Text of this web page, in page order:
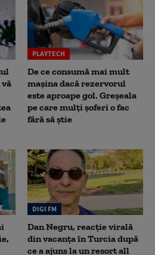
PLAYTECH
De ce consumă mai mult
mașina dacă rezervorul
este aproape gol. Greșeala
pe care mulți șoferi o fac
fără să știe
DIGI FM
Dan Negru, reacție virală
din vacanța în Turcia după
ce a ajuns la un resort all